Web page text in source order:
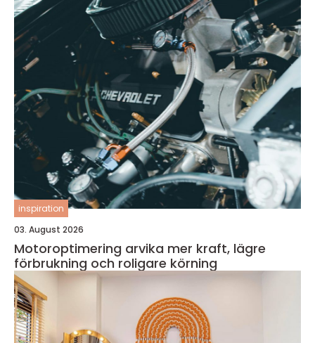
inspiration
03. August 2026
Motoroptimering arvika mer kraft, lägre
förbrukning och roligare körning